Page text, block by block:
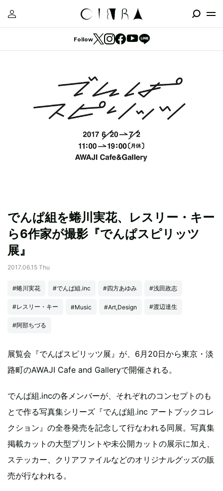
Follow
でんぱ組を蜷川実花、レスリー・キー
ら6作家が撮影『でんぱスピリッツ
展』
2017.06.15 Thu
#蜷川実花 #でんぱ組.inc #四方あゆみ #浅田政志
#レスリー・キー #Music #Art,Design #渡辺達生
#阿部ちづる
展覧会『でんぱスピリッツ展』が、6月20日から東京・淡
路町のAWAJI Cafe and Galleryで開催される。
でんぱ組.incの各メンバーが、それぞれのコンセプトのも
とで作る写真集シリーズ『でんぱ組.inc アートブックコレ
クション』の全巻発売を記念して行なわれる同展。写真集
掲載カットの大型プリントや未公開カットの展示に加え、
ステッカー、クリアファイルなどのオリジナルグッズの販
売が行なわれる。